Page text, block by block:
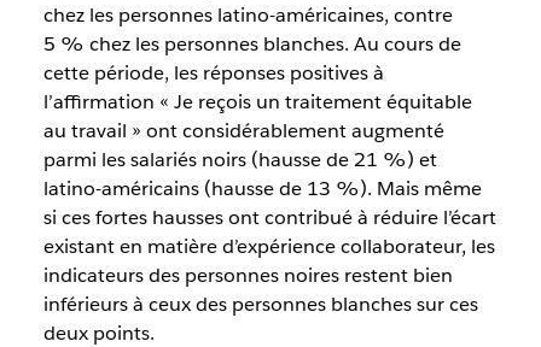
chez les personnes latino-américaines, contre
5 % chez les personnes blanches. Au cours de
cette période, les réponses positives à
l’affirmation « Je reçois un traitement équitable
au travail » ont considérablement augmenté
parmi les salariés noirs (hausse de 21 %) et
latino-américains (hausse de 13 %). Mais même
si ces fortes hausses ont contribué à réduire l’écart
existant en matière d’expérience collaborateur, les
indicateurs des personnes noires restent bien
inférieurs à ceux des personnes blanches sur ces
deux points.